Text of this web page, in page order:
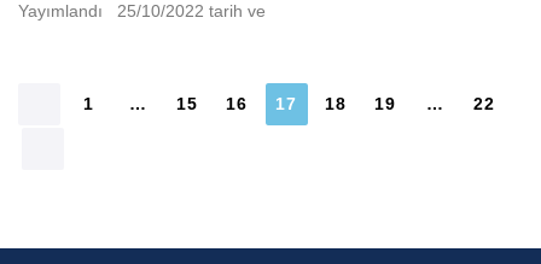
Yayımlandı 25/10/2022 tarih ve
1 … 15 16 17 18 19 … 22